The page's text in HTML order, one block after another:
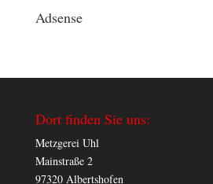
Adsense
Dort finden Sie uns:
Metzgerei Uhl
Mainstraße 2
97320 Albertshofen